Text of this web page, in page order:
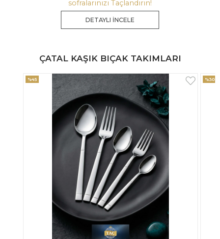
sofralarınızı Taçlandırın!
DETAYLI İNCELE
ÇATAL KAŞIK BIÇAK TAKIMLARI
%30 %33